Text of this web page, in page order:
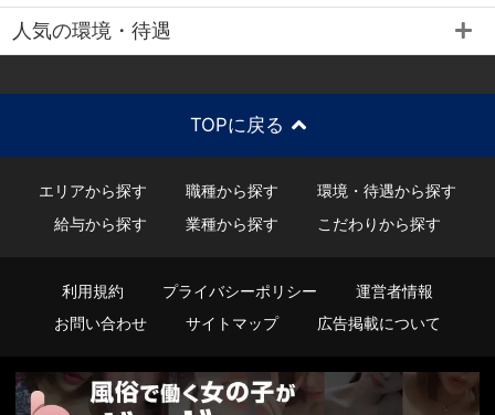
人気の環境・待遇
TOPに戻る
エリアから探す 職種から探す
環境・待遇から探す
給与から探す
業種から探す こだわりから探す
利用規約 プライバシーポリシー
運営者情報
お問い合わせ
サイトマップ 広告掲載について